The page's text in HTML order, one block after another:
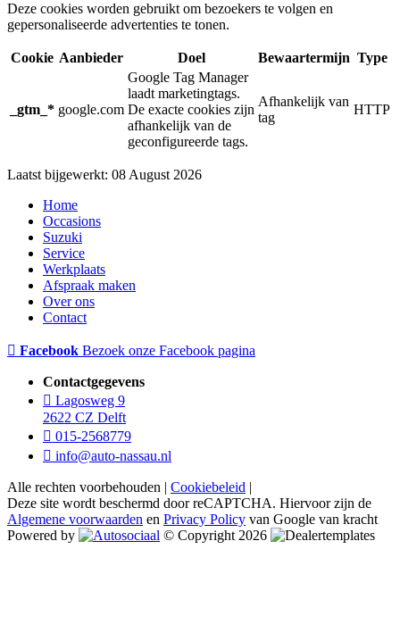
Deze cookies worden gebruikt om bezoekers te volgen en
gepersonaliseerde advertenties te tonen.
Cookie Aanbieder Doel Bewaartermijn Type
_gtm_* google.com
Google Tag Manager
laadt marketingtags.
De exacte cookies zijn
afhankelijk van de
geconfigureerde tags.
Afhankelijk van
tag
HTTP
Laatst bijgewerkt: 08 August 2026
Home
Occasions
Suzuki
Service
Werkplaats
Afspraak maken
Over ons
Contact
Facebook Bezoek onze Facebook pagina
Contactgegevens
Lagosweg 9
2622 CZ Delft
015-2568779
info@auto-nassau.nl
Alle rechten voorbehouden | Cookiebeleid |
Deze site wordt beschermd door reCAPTCHA. Hiervoor zijn de
Algemene voorwaarden en Privacy Policy van Google van kracht
Powered by
© Copyright 2026